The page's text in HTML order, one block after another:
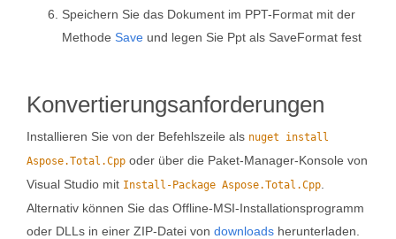
Speichern Sie das Dokument im PPT-Format mit der
Methode Save und legen Sie Ppt als SaveFormat fest
Konvertierungsanforderungen
Installieren Sie von der Befehlszeile als nuget install
Aspose.Total.Cpp oder über die Paket-Manager-Konsole von
Visual Studio mit Install-Package Aspose.Total.Cpp
Alternativ können Sie das Offline-MSI-Installationsprogramm
oder DLLs in einer ZIP-Datei von downloads herunterladen.